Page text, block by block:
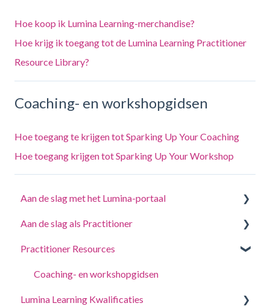
Hoe koop ik Lumina Learning-merchandise?
Hoe krijg ik toegang tot de Lumina Learning Practitioner
Resource Library?
Coaching- en workshopgidsen
Hoe toegang te krijgen tot Sparking Up Your Coaching
Hoe toegang krijgen tot Sparking Up Your Workshop
Aan de slag met het Lumina-portaal
Beantwoord een vragenlijst of voltooi een taak
Log in op uw account
Jouw Portretten
Accountinstellingen wijzigen
Aan de slag als Practitioner
Een project aanmaken, deelnemers uitnodigen en
Practitioner Resources
Coaching- en workshopgidsen
Lumina Learning Kwalificaties